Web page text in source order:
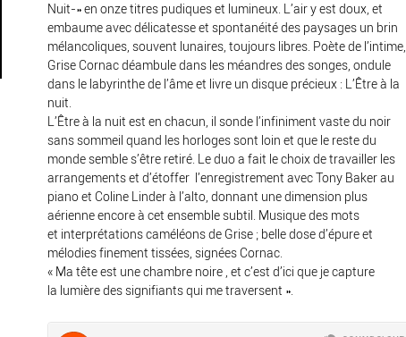
Nuit-» en onzetitres pudiques et lumineux. L’air y est doux, et
embaume avec délicatesse et spontanéité des paysages un brin
mélancoliques, souvent lunaires, toujours libres. Poète de l’intime,
Grise Cornac déambule dans les méandres des songes, ondule
dans le labyrinthe de l’âme et livre un disque précieux : L’Être à la
nuit.
L’Être à la nuit est en chacun, il sonde l’infiniment vaste du noir
sans sommeil quand les horloges sont loin et que le reste du
monde semble s’être retiré. Le duo a fait le choix de travailler les
arrangements et d’étoffer l’enregistrement avec Tony Baker au
piano et Coline Linder à l’alto, donnant unedimension plus
aérienne encore à cet ensemble subtil. Musique des mots
et interprétations caméléons de Grise ; belle dose d’épure et
mélodies finement tissées, signées Cornac.
« Ma tête est une chambre noire , et c’est d’ici que je capture
la lumière des signifiants qui me traversent ».